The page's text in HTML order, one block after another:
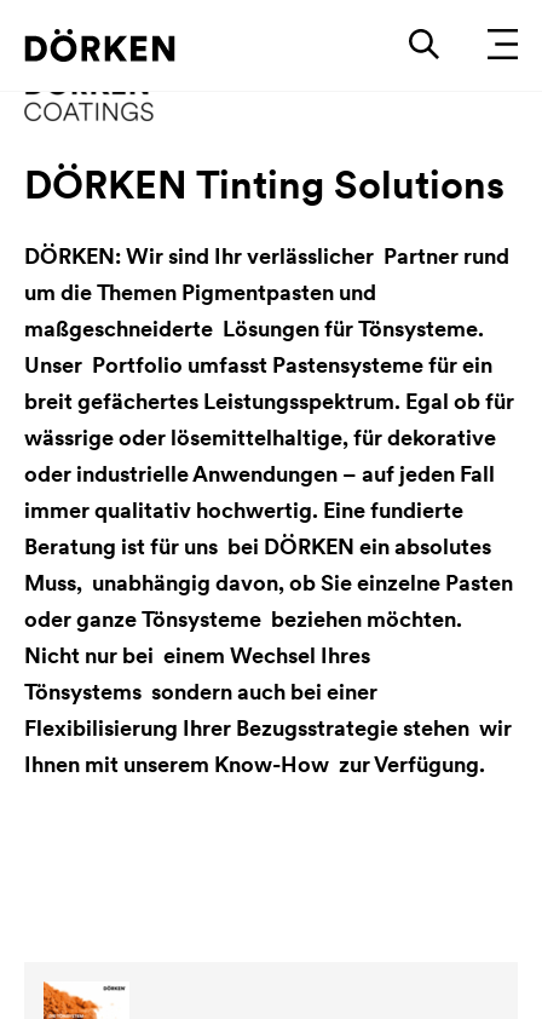
DÖRKEN Tinting Solutions
DÖRKEN: Wir sind Ihr verlässlicher Partner rund
um die Themen Pigmentpasten und
maßgeschneiderte Lösungen für Tönsysteme.
Unser Portfolio umfasst Pastensysteme für ein
breit gefächertes Leistungsspektrum. Egal ob für
wässrige oder lösemittelhaltige, für dekorative
oder industrielle Anwendungen – auf jeden Fall
immer qualitativ hochwertig. Eine fundierte
Beratung ist für uns bei DÖRKEN ein absolutes
Muss, unabhängig davon, ob Sie einzelne Pasten
oder ganze Tönsysteme beziehen möchten.
Nicht nur bei einem Wechsel Ihres
Tönsystems sondern auch bei einer
Flexibilisierung Ihrer Bezugsstrategie stehen wir
Ihnen mit unserem Know-How zur Verfügung.